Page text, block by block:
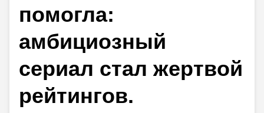
помогла:
амбициозный
сериал стал жертвой
рейтингов.